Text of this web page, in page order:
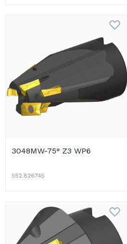
3048MW-75° Z3 WP6
552.826745